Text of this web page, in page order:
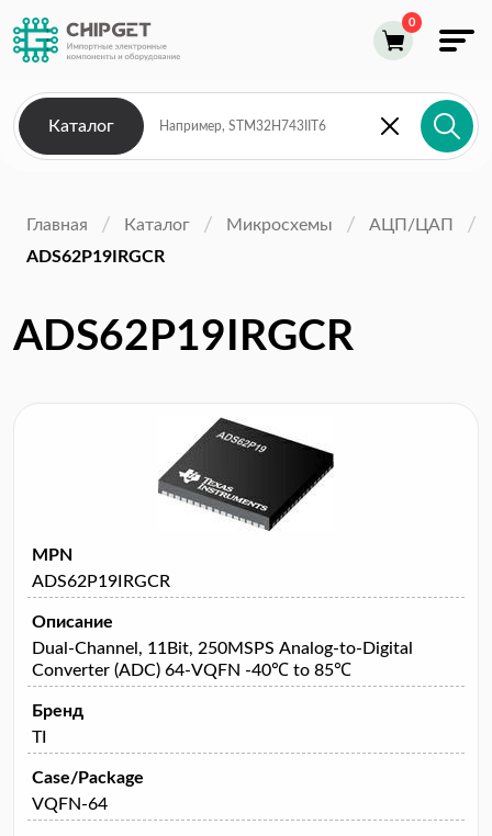
Каталог
Главная Каталог Микросхемы
АЦП/ЦАП
ADS62P19IRGCR
ADS62P19IRGCR
MPN
ADS62P19IRGCR
Описание
Dual-Channel, 11Bit, 250MSPS Analog-to-Digital
Converter (ADC) 64-VQFN -40℃ to 85℃
Бренд
TI
Case/Package
VQFN-64